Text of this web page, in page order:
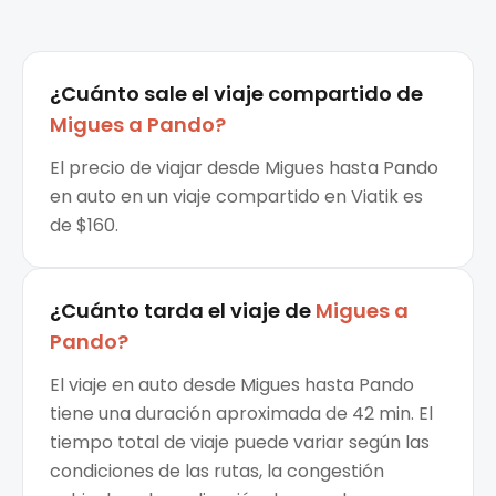
¿Cuánto sale el viaje compartido de
Migues a Pando?
El precio de viajar desde Migues hasta Pando
en auto en un viaje compartido en Viatik es
de $160.
¿Cuánto tarda el viaje de Migues a
Pando?
El viaje en auto desde Migues hasta Pando
tiene una duración aproximada de 42 min. El
tiempo total de viaje puede variar según las
condiciones de las rutas, la congestión